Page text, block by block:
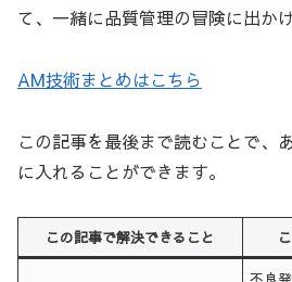
て、一緒に品質管理の冒険に出か
AM技術まとめはこちら
この記事を最後まで読むことで、
に入れることができます。
この記事で解決できること